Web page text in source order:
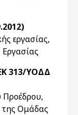
εργασίας,
313/ΥΟΔΔ
Ομάδας